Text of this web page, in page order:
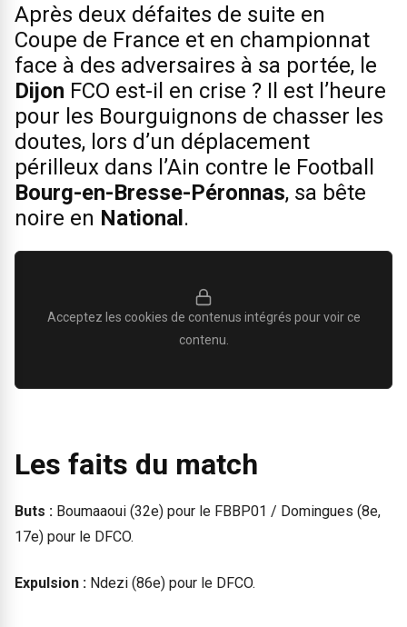
Après deux défaites de suite en
Coupe de France et en championnat
face à des adversaires à sa portée, le
Dijon FCO est-il en crise ? Il est l’heure
pour les Bourguignons de chasser les
doutes, lors d’un déplacement
périlleux dans l’Ain contre le Football
Bourg-en-Bresse-Péronnas, sa bête
noire en National.
Acceptez les cookies de contenus intégrés pour voir ce
contenu.
Les faits du match
Buts : Boumaaoui (32e) pour le FBBP01 / Domingues (8e,
17e) pour le DFCO.
Expulsion : Ndezi (86e) pour le DFCO.